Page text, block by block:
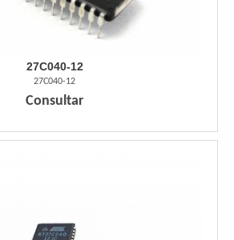
27C040-12
27C040-12
Consultar